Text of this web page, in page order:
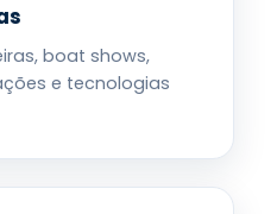
boat shows,
e tecnologias